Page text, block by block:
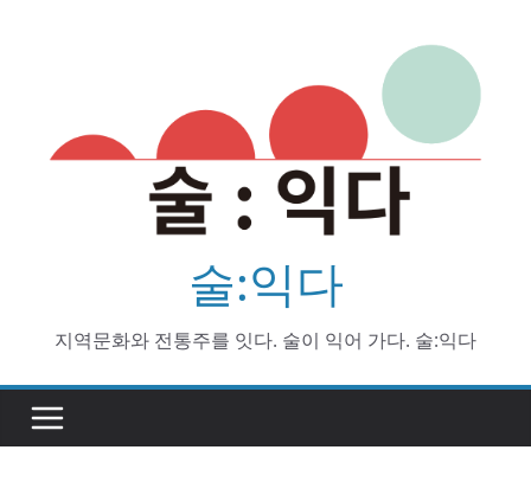
술:익다
지역문화와 전통주를 잇다. 술이 익어 가다. 술:익다